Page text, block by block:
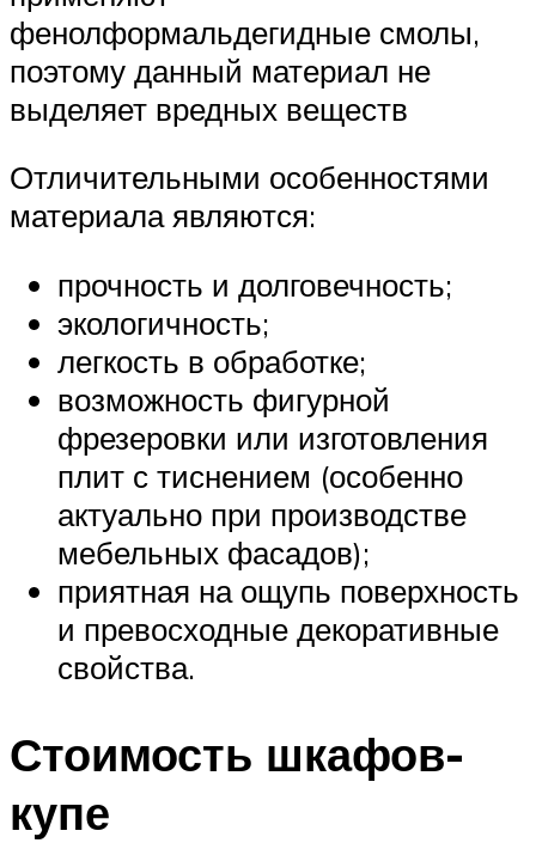
фенолформальдегидные смолы,
поэтому данный материал не
выделяет вредных веществ
Отличительными особенностями
материала являются:
прочность и долговечность;
экологичность;
легкость в обработке;
возможность фигурной
фрезеровки или изготовления
плит с тиснением (особенно
актуально при производстве
мебельных фасадов);
приятная на ощупь поверхность
и превосходные декоративные
свойства.
Стоимость шкафов-
купе